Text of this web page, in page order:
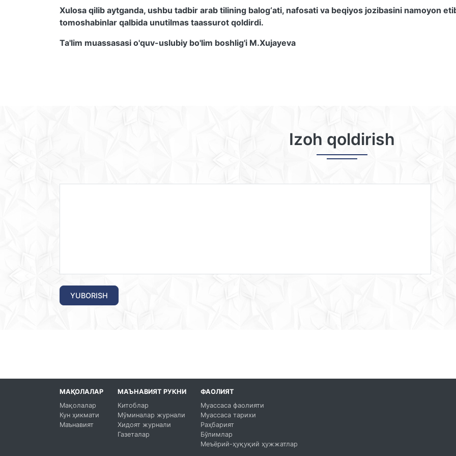
Xulosa qilib aytganda, ushbu tadbir arab tilining balog‘ati, nafosati va beqiyos jozibasini namoyon
tomoshabinlar qalbida unutilmas taassurot qoldirdi.
Ta'lim muassasasi o'quv-uslubiy bo'lim boshlig'i M.Xujayeva
Izoh qoldirish
YUBORISH
МАҚОЛАЛАР
Мақолалар
Кун ҳикмати
Маънавият
МАЪНАВИЯТ РУКНИ
Китоблар
Мўминалар журнали
Хидоят журнали
Газеталар
ФАОЛИЯТ
Муассаса фаолияти
Муассаса тарихи
Раҳбарият
Бўлимлар
Меъёрий-ҳуқуқий ҳужжатлар